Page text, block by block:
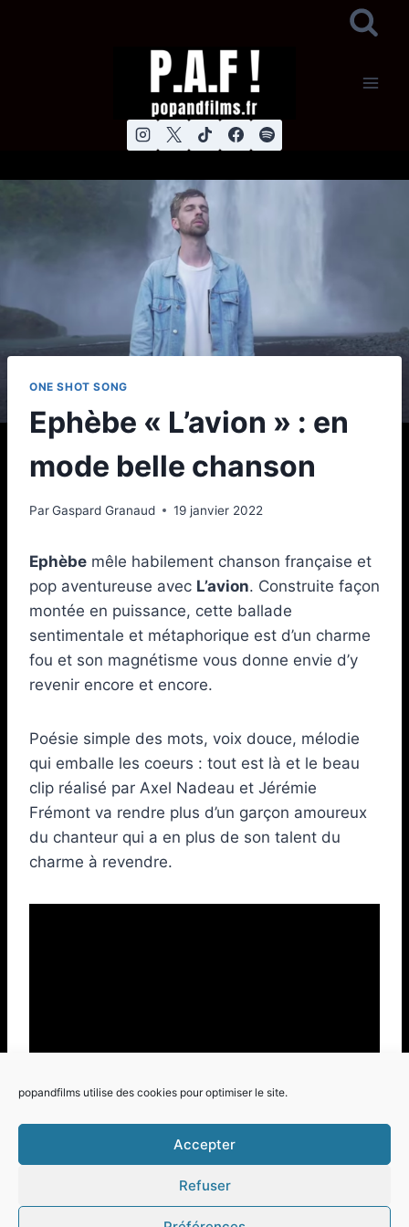
popandfilms utilise des cookies pour optimiser le site.
Accepter
Refuser
ONE SHOT SONG
Ephèbe « L’avion » : en
mode belle chanson
ParGaspard Granaud 19 janvier 2022
Ephèbe mêle habilement chanson française et
pop aventureuse avec L’avion. Construite façon
montée en puissance, cette ballade
sentimentale et métaphorique est d’un charme
fou et son magnétisme vous donne envie d’y
revenir encore et encore.
Poésie simple des mots, voix douce, mélodie
qui emballe les coeurs : tout est là et le beau
clip réalisé par Axel Nadeau et Jérémie
Frémont va rendre plus d’un garçon amoureux
du chanteur qui a en plus de son talent du
charme à revendre.
© 2026 Pop and Films - Thème WordPress par